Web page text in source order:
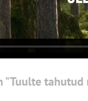
"Tuulte tahutud